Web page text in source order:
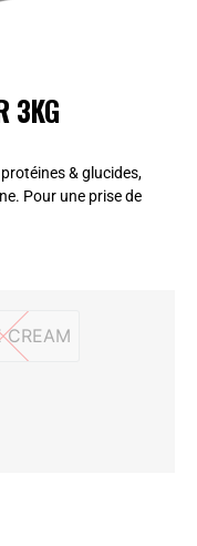
3KG
& glucides,
Pour une prise de
CREAM
COOKIE CREAM